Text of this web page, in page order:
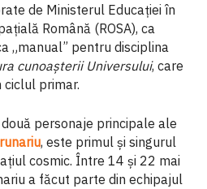
de Ministerul Educației în
Română (ROSA), ca
„manual” pentru disciplina
cunoașterii Universului, care
ciclul primar.
personaje principale ale
, este primul și singurul
cosmic. Între 14 și 22 mai
a făcut parte din echipajul